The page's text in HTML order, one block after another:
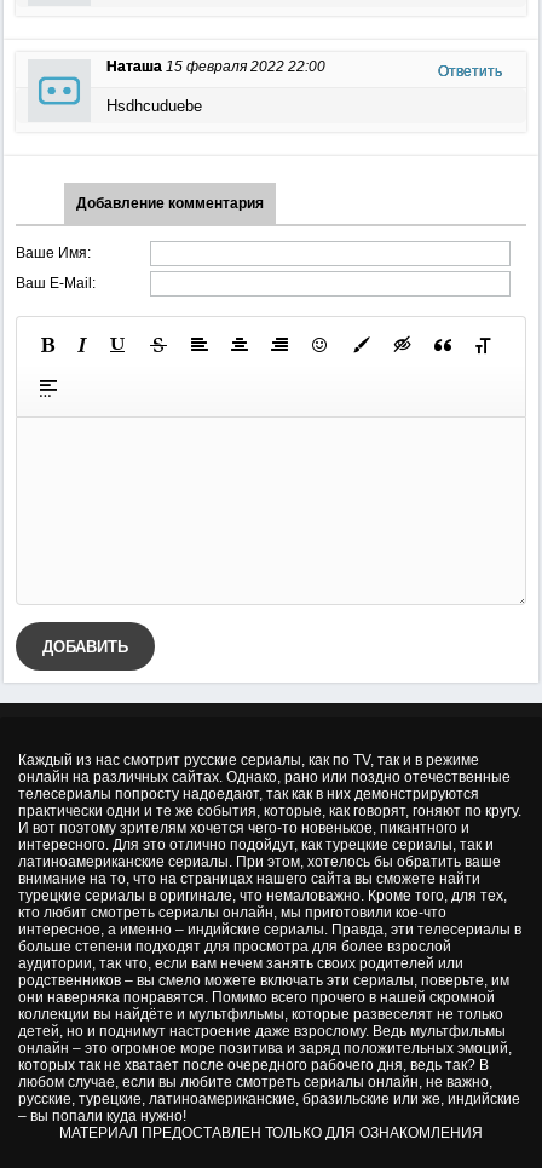
Наташа 15 февраля 2022 22:00 Ответить
Hsdhcuduebe
Добавление комментария
Ваше Имя:
Ваш E-Mail:
ДОБАВИТЬ
Каждый из нас смотрит русские сериалы, как по TV, так и в режиме
онлайн на различных сайтах. Однако, рано или поздно отечественные
телесериалы попросту надоедают, так как в них демонстрируются
практически одни и те же события, которые, как говорят, гоняют по кругу.
И вот поэтому зрителям хочется чего-то новенькое, пикантного и
интересного. Для это отлично подойдут, как турецкие сериалы, так и
латиноамериканские сериалы. При этом, хотелось бы обратить ваше
внимание на то, что на страницах нашего сайта вы сможете найти
турецкие сериалы в оригинале, что немаловажно. Кроме того, для тех,
кто любит смотреть сериалы онлайн, мы приготовили кое-что
интересное, а именно – индийские сериалы. Правда, эти телесериалы в
больше степени подходят для просмотра для более взрослой
аудитории, так что, если вам нечем занять своих родителей или
родственников – вы смело можете включать эти сериалы, поверьте, им
они наверняка понравятся. Помимо всего прочего в нашей скромной
коллекции вы найдёте и мультфильмы, которые развеселят не только
детей, но и поднимут настроение даже взрослому. Ведь мультфильмы
онлайн – это огромное море позитива и заряд положительных эмоций,
которых так не хватает после очередного рабочего дня, ведь так? В
любом случае, если вы любите смотреть сериалы онлайн, не важно,
русские, турецкие, латиноамериканские, бразильские или же, индийские
– вы попали куда нужно!
МАТЕРИАЛ ПРЕДОСТАВЛЕН ТОЛЬКО ДЛЯ ОЗНАКОМЛЕНИЯ